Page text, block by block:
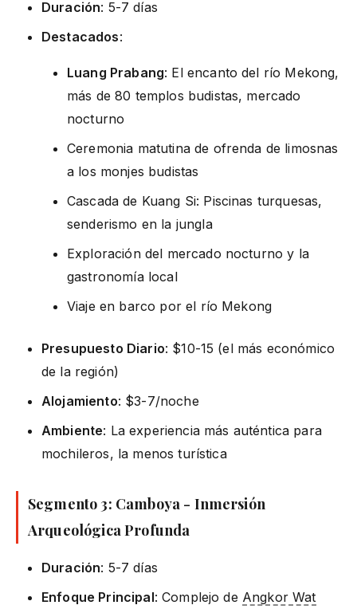
Duración: 5-7 días
Destacados:
Luang Prabang: El encanto del río Mekong,
más de 80 templos budistas, mercado
nocturno
Ceremonia matutina de ofrenda de limosnas
a los monjes budistas
Cascada de Kuang Si: Piscinas turquesas,
senderismo en la jungla
Exploración del mercado nocturno y la
gastronomía local
Viaje en barco por el río Mekong
Presupuesto Diario: $10-15 (el más económico
de la región)
Alojamiento: $3-7/noche
Ambiente: La experiencia más auténtica para
mochileros, la menos turística
Segmento 3: Camboya - Inmersión
Arqueológica Profunda
Duración: 5-7 días
Enfoque Principal: Complejo de Angkor Wat